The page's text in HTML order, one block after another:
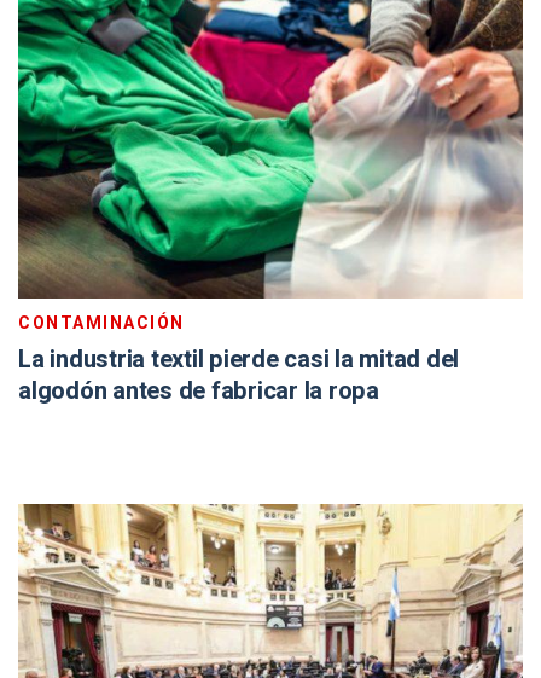
CONTAMINACIÓN
La industria textil pierde casi la mitad del
algodón antes de fabricar la ropa